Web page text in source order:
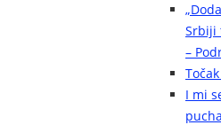
Srbiji
–
I mi